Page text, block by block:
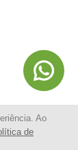
Ao
de